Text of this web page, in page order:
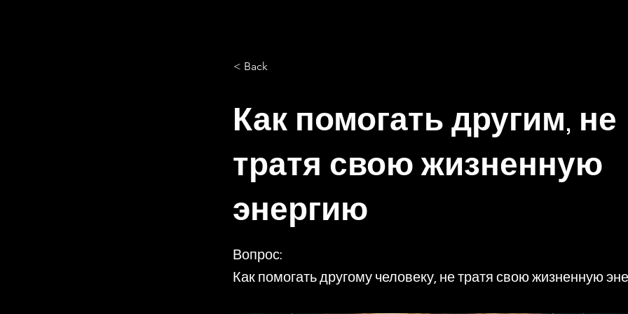
< Back
Как помогать другим, не
тратя свою жизненную
энергию
Вопрос:
Как помогать другому человеку, не тратя свою жизненную